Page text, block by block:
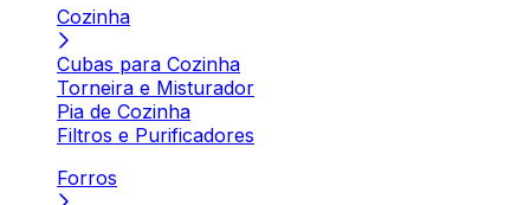
Cozinha
Cubas para Cozinha
Torneira e Misturador
Pia de Cozinha
Filtros e Purificadores
Forros